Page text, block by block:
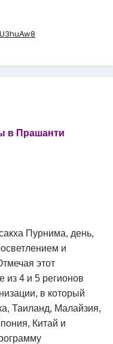
в Прашанти
Пурнима, день,
и
этот
из 4 и 5 регионов
в который
Таиланд, Малайзия,
Китай и